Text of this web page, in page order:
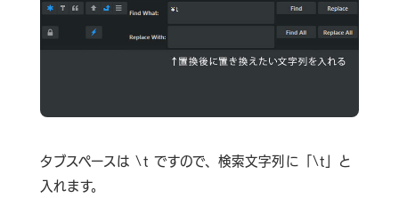
タブスペースは \t ですので、検索文字列に「\t」と
入れます。